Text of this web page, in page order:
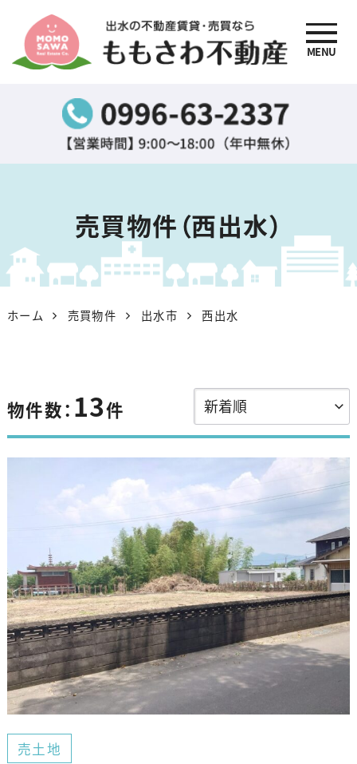
出水の不動産賃貸・売買
なら『ももさわ不動産』
MENU
売買物件（西出水）
ホーム 売買物件 出水市 西出水
物件数： 13件
売土地